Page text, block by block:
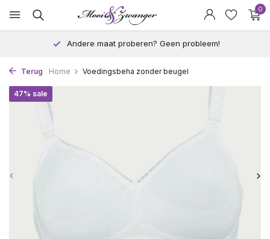
0
Andere maat proberen? Geen probleem!
Terug Home Voedingsbeha zonder beugel
47% sale